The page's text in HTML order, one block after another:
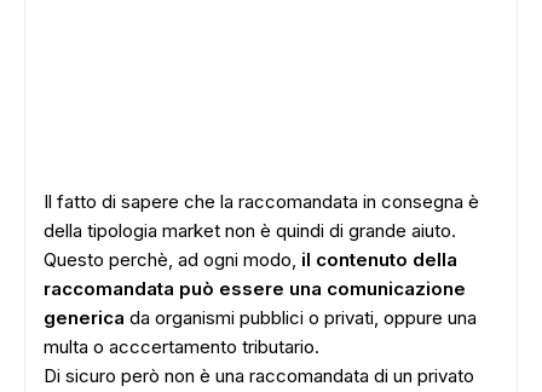
Il fatto di sapere che la raccomandata in consegna è
della tipologia market non è quindi di grande aiuto.
Questo perchè, ad ogni modo, il contenuto della
raccomandata può essere una comunicazione
generica da organismi pubblici o privati, oppure una
multa o acccertamento tributario.
Di sicuro però non è una raccomandata di un privato